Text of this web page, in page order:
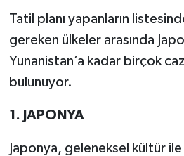
Tatil planı yapanların
gereken ülkeler arasında
Yunanistan’a kadar birçok
bulunuyor.
1. JAPONYA
Japonya, geleneksel kültür